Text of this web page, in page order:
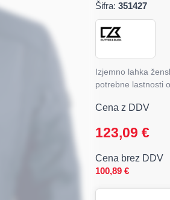
Šifra:351427
Izjemno lahka
potrebne lastnosti
Cena z DDV
123,09€
Cena brez DDV
100,89€